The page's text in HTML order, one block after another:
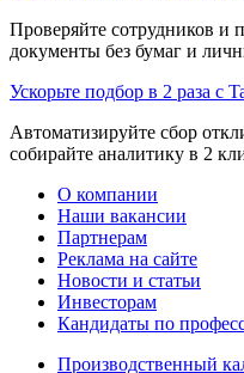
Проверяйте сотрудников и
документы без бумаг и
Ускорьте подбор в 2 раза с
Автоматизируйте сбор
собирайте аналитику в 2
О компании
Наши вакансии
Партнерам
Реклама на сайте
Новости и статьи
Инвесторам
Кандидаты по
Производственный